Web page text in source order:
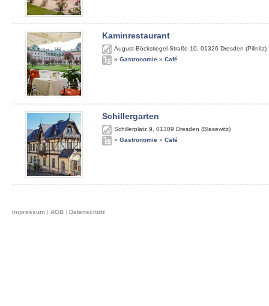
Kaminrestaurant
August-Böckstiegel-Straße 10 01326 Dresden (Pillnitz)
» Gastronomie » Café
Schillergarten
Schillerplatz 9 01309 Dresden (Blasewitz)
» Gastronomie » Café
Impressum | AGB | Datenschutz